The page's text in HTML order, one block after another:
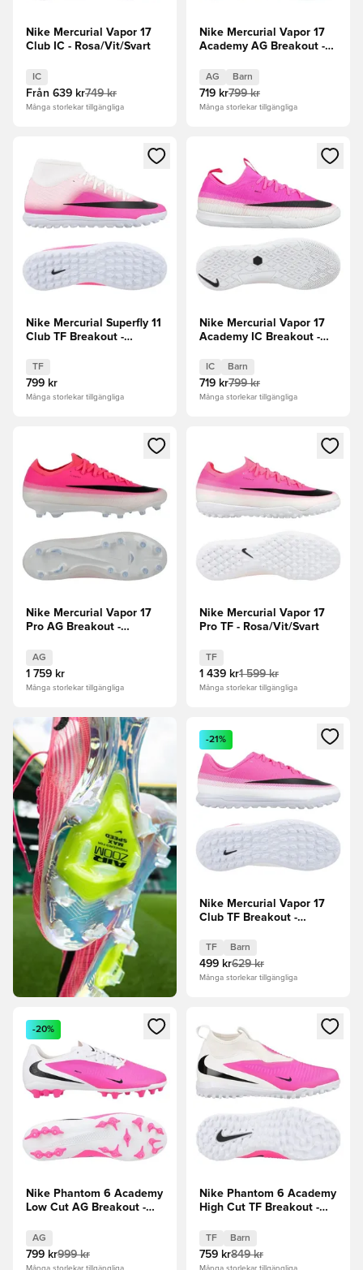
Nike Mercurial Vapor 17
Club IC - Rosa/Vit/Svart
IC
Från 639 kr749 kr
Många storlekar tillgängliga
Nike Mercurial Vapor 17
Academy AG Breakout -
AG Barn
719 kr799 kr
Många storlekar tillgängliga
Öppnar en Modal för att logga in eller registrera dig som
Nike Mercurial Superfly 11
Club TF Breakout -
TF
799 kr
Många storlekar tillgängliga
Öppnar en Modal för att
Nike Mercurial Vapor 17
Academy IC Breakout -
IC Barn
719 kr799 kr
Många storlekar tillgängliga
Öppnar en Modal för att logga in eller registrera dig som
Nike Mercurial Vapor 17
Pro AG Breakout -
AG
1 759 kr
Många storlekar tillgängliga
Öppnar en Modal för att
Nike Mercurial Vapor 17
Pro TF - Rosa/Vit/Svart
TF
1 439 kr1 599 kr
Många storlekar tillgängliga
Öppnar en Modal för att
-21%
Nike Mercurial Vapor 17
Club TF Breakout -
TF Barn
499 kr629 kr
Många storlekar tillgängliga
Öppnar en Modal för att logga in eller registrera dig som
-20%
Nike Phantom 6 Academy
Low Cut AG Breakout -
AG
799 kr999 kr
Många storlekar tillgängliga
Öppnar en Modal för att
Nike Phantom 6 Academy
High Cut TF Breakout -
TF Barn
759 kr849 kr
Många storlekar tillgängliga